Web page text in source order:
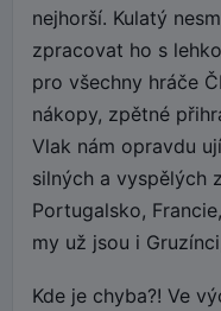
nejhorší. Kulatý
zpracovat ho s
pro všechny hráče
nákopy, zpětné
Vlak nám opravdu
silných a vyspělých
Portugalsko,
my už jsou i
Kde je chyba?! Ve